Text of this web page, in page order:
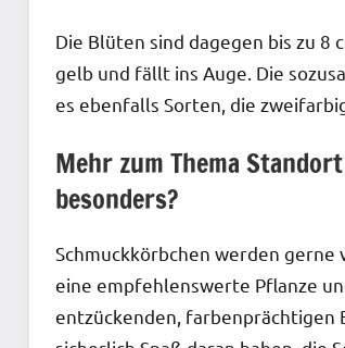
Die Blüten sind dagegen bis zu 8
gelb und fällt ins Auge. Die
es ebenfalls Sorten, die
Mehr zum Thema
besonders?
Schmuckkörbchen werden gerne
eine empfehlenswerte Pflanze
entzückenden, farbenprächtigen